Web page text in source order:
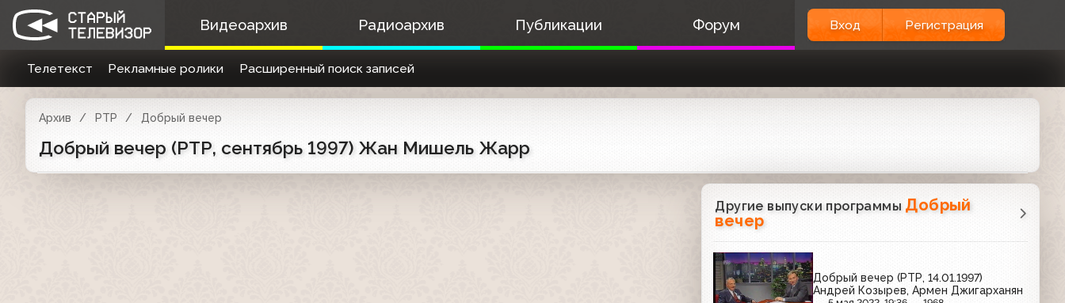
Видеоархив Радиоархив Публикации Форум Вход Регистрация
Телетекст Рекламные ролики Расширенный поиск записей
Архив РТР Добрый вечер
Добрый вечер (РТР, сентябрь 1997) Жан Мишель Жарр
Другие выпуски программы Добрый
вечер
Добрый вечер (РТР, 14.01.1997)
Андрей Козырев, Армен Джигарханян